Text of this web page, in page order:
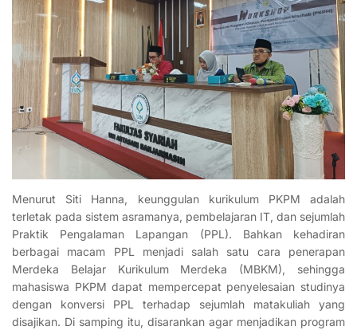
Menurut Siti Hanna, keunggulan kurikulum PKPM adalah
terletak pada sistem asramanya, pembelajaran IT, dan sejumlah
Praktik Pengalaman Lapangan (PPL). Bahkan kehadiran
berbagai macam PPL menjadi salah satu cara penerapan
Merdeka Belajar Kurikulum Merdeka (MBKM), sehingga
mahasiswa PKPM dapat mempercepat penyelesaian studinya
dengan konversi PPL terhadap sejumlah matakuliah yang
disajikan. Di samping itu, disarankan agar menjadikan program